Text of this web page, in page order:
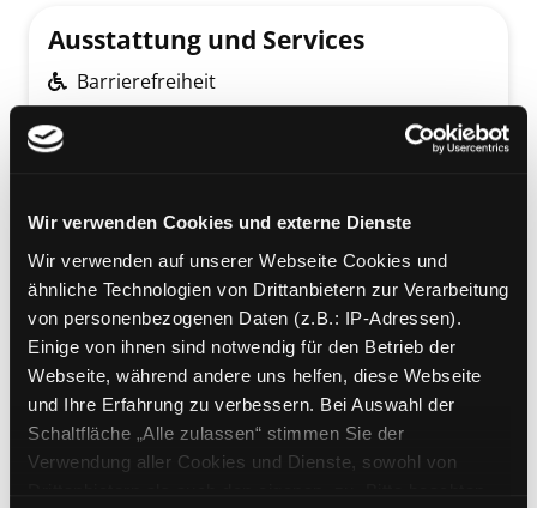
Wir verwenden Cookies und externe Dienste
Wir verwenden auf unserer Webseite Cookies und
ähnliche Technologien von Drittanbietern zur Verarbeitung
von personenbezogenen Daten (z.B.: IP-Adressen).
Einige von ihnen sind notwendig für den Betrieb der
Webseite, während andere uns helfen, diese Webseite
und Ihre Erfahrung zu verbessern. Bei Auswahl der
Schaltfläche „Alle zulassen“ stimmen Sie der
Verwendung aller Cookies und Dienste, sowohl von
Ausstattung und Services
Barrierefreiheit
4 CD-Hörstationen
Kaffeeautomat / Leselounge
Bankomat
Parkplatz
24 Stunden Rückgabeklappe